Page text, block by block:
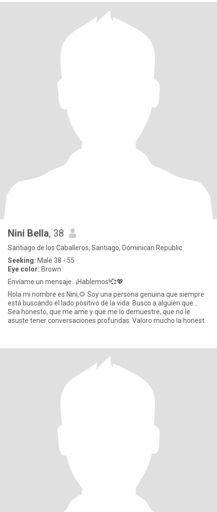
Nini Bella, 38
Santiago de los Caballeros, Santiago, Dominican Republic
Seeking: Male 38 - 55
Eye color: Brown
Envíame un mensaje . ¡Hablemos!💞💖
​Hola mi nombre es Nini,🌻 ​Soy una persona genuina que siempre
está buscando el lado positivo de la vida. ​Busco a alguien que...
Sea honesto, que me ame y que me lo demuestre, que no le
asuste tener conversaciones profundas. Valoro mucho la honest